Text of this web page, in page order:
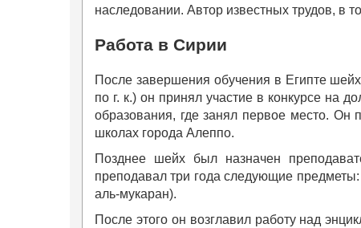
наследовании. Автор известных трудов, в
Работа в Сирии
После завершения обучения в Египте
по г. к.) он принял участие в конкурсе на
образования, где занял первое место. Он
школах города Алеппо.
Позднее шейх был назначен
преподавал три года следующие
аль-мукаран).
После этого он возглавил работу над